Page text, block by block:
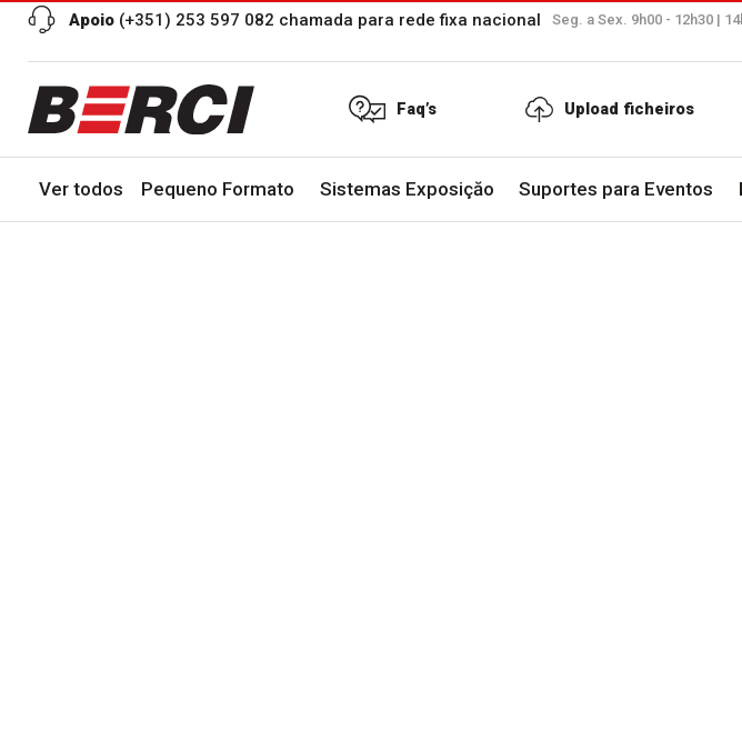
Apoio (+351) 253 597 082 chamada para rede fixa nacional Seg. a Sex. 9h00 - 12h30 |
Faq’s Upload ficheiros
Ver todos Pequeno Formato Sistemas Exposiçăo Suportes para Eventos